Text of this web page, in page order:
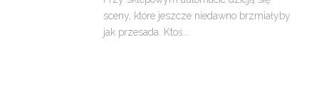
sceny, które jeszcze niedawno brzmiałyby
jak przesada. Ktoś...